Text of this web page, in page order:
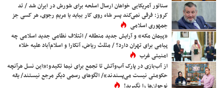
سناتور آمریکایی خواهان ارسال اسلحه برای شورش در ایران شد / تد
کروز: فرقی نمی‌کند پسر شاه روی کار بیاید یا مریم رجوی، هر کسی جز
جمهوری اسلامی
«پیمان مکه» و آرایش جدید منطقه / ائتلاف نظامی جدید اسلامی چه
پیامی برای تهران دارد؟ / مثلث ریاض، آنکارا و اسلام‌آباد علیه خلاء
امنیتی غرب
از آب‌بازی در پارک آب‌وآتش تا تجمع برای نیما تکیدو؛«این نسل هرآنچه
حکومتی نیست می‌پسندند»/ الگوهای رسمی دیگر مرجع نیستند/ یقه
نوجوان‌ها را نگیرید!